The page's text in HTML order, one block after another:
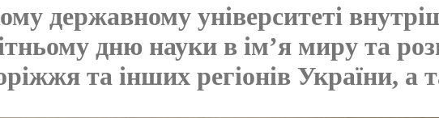
державному університеті
дню науки в ім’я миру та
та інших регіонів України, а